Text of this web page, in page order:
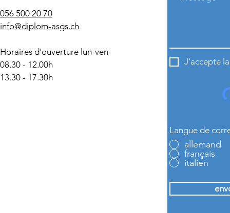
056 500 20 70
info@diplom-asgs.ch
Horaires d'ouverture lun-ven
08.30 - 12.00h
13.30 - 17.30h
J'accepte
Langue de
allemand
français
italien